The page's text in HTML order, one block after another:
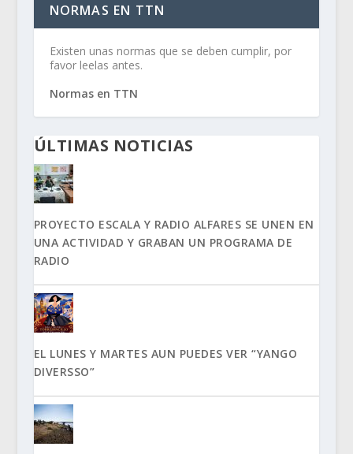
NORMAS EN TTN
Existen unas normas que se deben cumplir, por
favor leelas antes.
Normas en TTN
ÚLTIMAS NOTICIAS
PROYECTO ESCALA Y RADIO ALFARES SE UNEN EN
UNA ACTIVIDAD Y GRABAN UN PROGRAMA DE
RADIO
EL LUNES Y MARTES AUN PUEDES VER “YANGO
DIVERSSO”